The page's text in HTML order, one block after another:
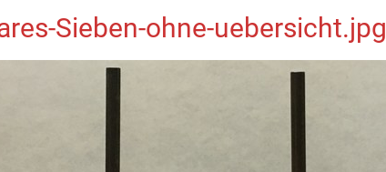
Sieben-ohne-uebersicht.jpg